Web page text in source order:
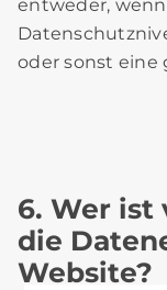
entweder,
oder sonst eine
6. Wer
die
Website?